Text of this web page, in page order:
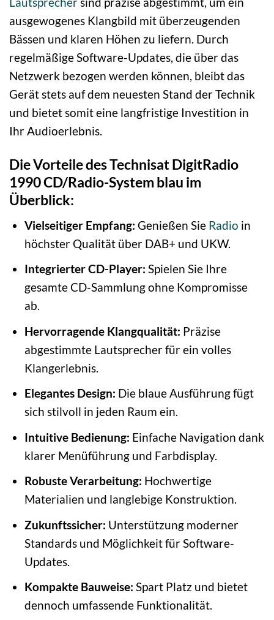
ausgewogenes Klangbild mit überzeugenden
Bässen und klaren Höhen zu liefern. Durch
regelmäßige Software-Updates, die über das
Netzwerk bezogen werden können, bleibt das
Gerät stets auf dem neuesten Stand der Technik
und bietet somit eine langfristige Investition in
Ihr Audioerlebnis.
Die Vorteile des Technisat DigitRadio
1990 CD/Radio-System blau im
Überblick:
Vielseitiger Empfang: Genießen Sie Radio in
höchster Qualität über DAB+ und UKW.
Integrierter CD-Player: Spielen Sie Ihre
gesamte CD-Sammlung ohne Kompromisse
ab.
Hervorragende Klangqualität: Präzise
abgestimmte Lautsprecher für ein volles
Klangerlebnis.
Elegantes Design: Die blaue Ausführung fügt
sich stilvoll in jeden Raum ein.
Intuitive Bedienung: Einfache Navigation dank
klarer Menüführung und Farbdisplay.
Robuste Verarbeitung: Hochwertige
Materialien und langlebige Konstruktion.
Zukunftssicher: Unterstützung moderner
Standards und Möglichkeit für Software-
Updates.
Kompakte Bauweise: Spart Platz und bietet
dennoch umfassende Funktionalität.